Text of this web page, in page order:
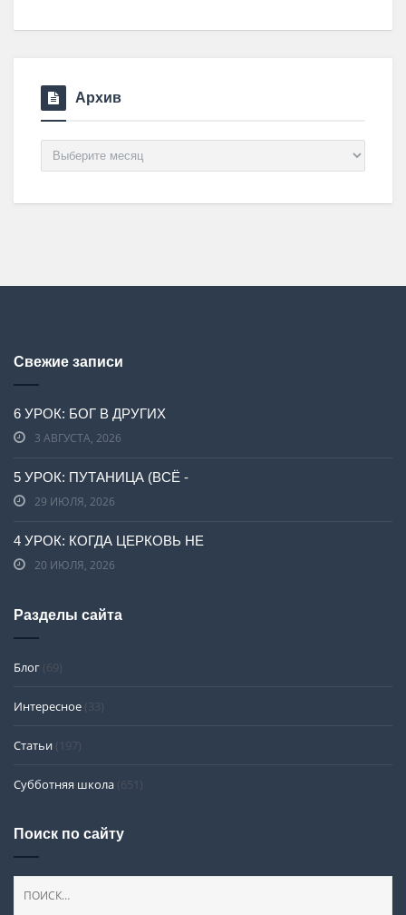
Архив
Архив
Свежие записи
6 УРОК: БОГ В ДРУГИХ
3 АВГУСТА, 2026
5 УРОК: ПУТАНИЦА (ВСЁ -
29 ИЮЛЯ, 2026
4 УРОК: КОГДА ЦЕРКОВЬ НЕ
20 ИЮЛЯ, 2026
Разделы сайта
Блог (69)
Интересное (33)
Статьи (197)
Субботняя школа (651)
Поиск по сайту